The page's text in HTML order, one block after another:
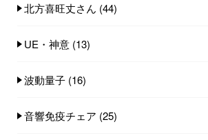
北方喜旺丈さん (44)
UE・神意 (13)
波動量子 (16)
音響免疫チェア (25)